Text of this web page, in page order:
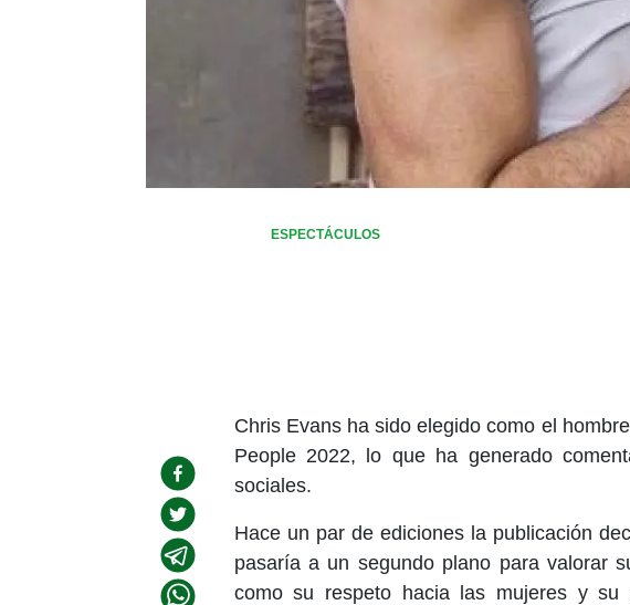
ESPECTÁCULOS
Chris Evans ha sido elegido como el
People 2022, lo que ha generado
sociales.
Hace un par de ediciones la publicación
pasaría a un segundo plano para valorar
como su respeto hacia las mujeres y su